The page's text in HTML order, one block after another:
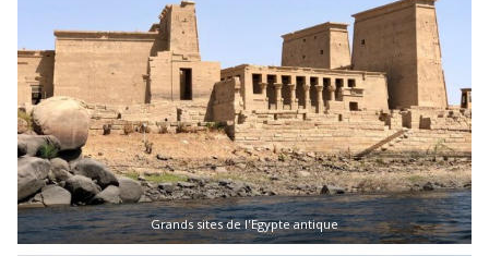
Grands sites de l'Egypte antique